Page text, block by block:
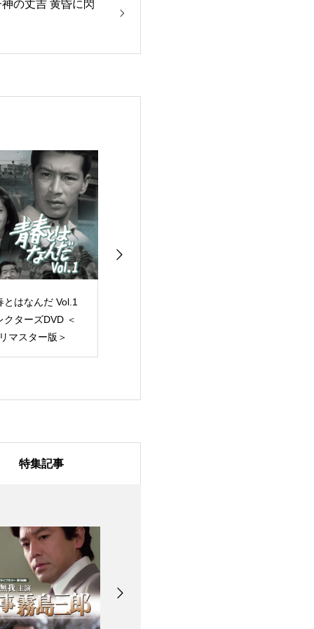
の丈吉 黄昏に閃
とはなんだ Vol.1
クターズDVD ＜
マスター版＞
特集記事